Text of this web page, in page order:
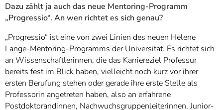
Dazu zählt ja auch das neue Mentoring-Programm
„Progressio“. An wen richtet es sich genau?
„Progressio“ ist eine von zwei Linien des neuen Helene
Lange-Mentoring-Programms der Universität. Es richtet sich
an Wissenschaftlerinnen, die das Karriereziel Professur
bereits fest im Blick haben, vielleicht noch kurz vor ihrer
ersten Berufung stehen oder gerade ihre erste Stelle als
Professorin angetreten haben, also an erfahrene
Postdoktorandinnen, Nachwuchsgruppenleiterinnen, Junior-